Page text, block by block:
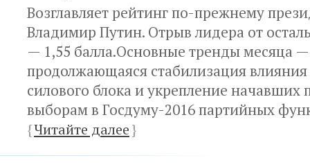
Возглавляет рейтинг по-прежнему
Владимир Путин. Отрыв лидера от
— 1,55 балла.Основные тренды месяца —
продолжающаяся стабилизация влияния
силового блока и укрепление начавших
выборам в Госдуму-2016 партийных
{Читайте далее}